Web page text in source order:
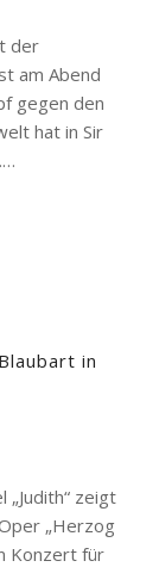
der
am Abend
gegen den
hat in Sir
in
zeigt
„Herzog
Konzert für